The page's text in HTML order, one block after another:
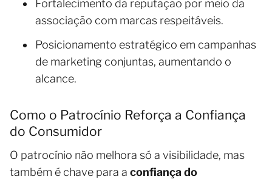
Fortalecimento da reputação por meio da
associação com marcas respeitáveis.
Posicionamento estratégico em campanhas
de marketing conjuntas, aumentando o
alcance.
Como o Patrocínio Reforça a Confiança
do Consumidor
O patrocínio não melhora só a visibilidade, mas
também é chave para a confiança do